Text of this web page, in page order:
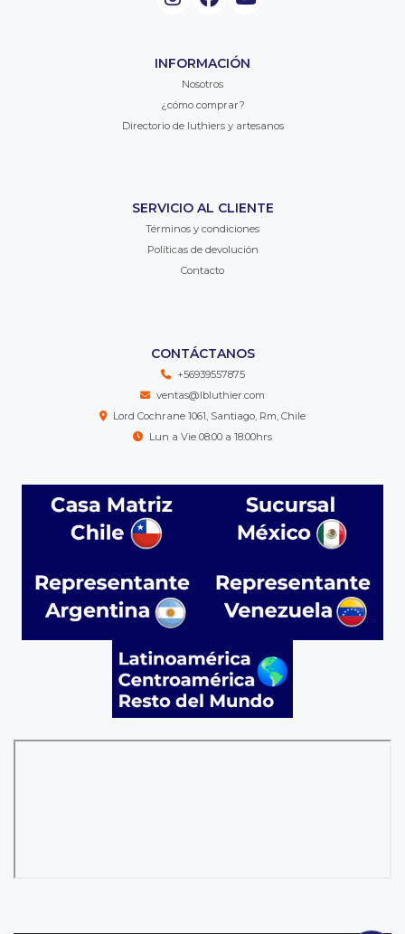
INFORMACIÓN
Nosotros
¿cómo comprar?
Directorio de luthiers y artesanos
SERVICIO AL CLIENTE
Términos y condiciones
Políticas de devolución
Contacto
CONTÁCTANOS
+56939557875
ventas@lbluthier.com
Lord Cochrane 1061, Santiago, Rm, Chile
Lun a Vie 08:00 a 18:00hrs